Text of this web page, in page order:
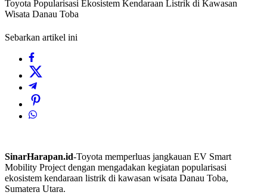
Toyota Popularisasi Ekosistem Kendaraan Listrik di Kawasan
Wisata Danau Toba
Sebarkan artikel ini
SinarHarapan.id-Toyota memperluas jangkauan EV Smart
Mobility Project dengan mengadakan kegiatan popularisasi
ekosistem kendaraan listrik di kawasan wisata Danau Toba,
Sumatera Utara.